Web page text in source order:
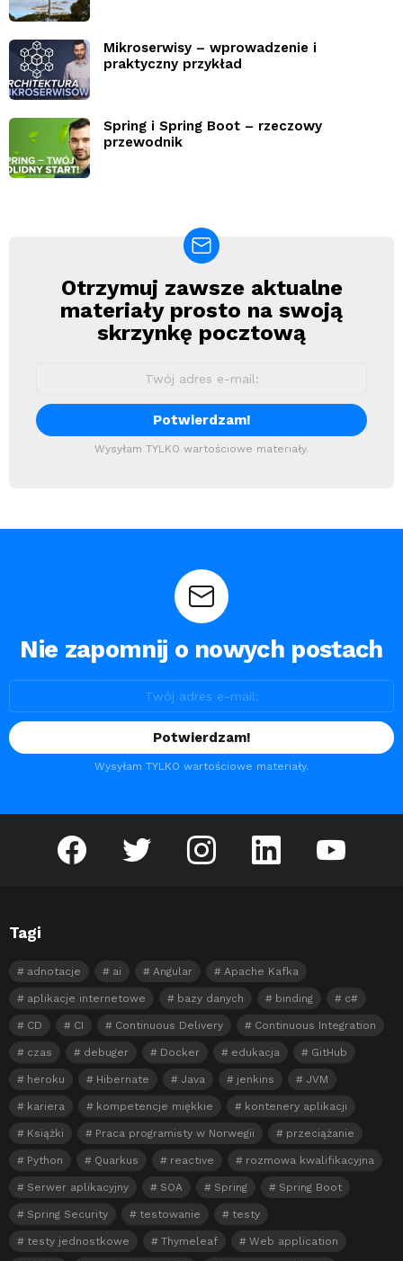
Mikroserwisy – wprowadzenie i
praktyczny przykład
Spring i Spring Boot – rzeczowy
przewodnik
Newsletter
Otrzymuj zawsze aktualne
materiały prosto na swoją
skrzynkę pocztową
Wysyłam TYLKO wartościowe materiały.
Nie zapomnij o nowych postach
Wysyłam TYLKO wartościowe materiały.
facebook twitter instagram linkedin youtube
Tagi
adnotacje ai Angular Apache Kafka
aplikacje internetowe bazy danych binding c#
CD CI Continuous Delivery Continuous Integration
czas debuger Docker edukacja GitHub
heroku Hibernate Java jenkins JVM
kariera kompetencje miękkie kontenery aplikacji
Książki Praca programisty w Norwegii przeciążanie
Python Quarkus reactive rozmowa kwalifikacyjna
Serwer aplikacyjny SOA Spring Spring Boot
Spring Security testowanie testy
testy jednostkowe Thymeleaf Web application